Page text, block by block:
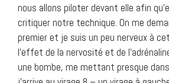
nous allons piloter devant elle afin
critiquer notre technique. On me
premier et je suis un peu nerveux à
l’effet de la nervosité et de
une bombe, me mettant presque